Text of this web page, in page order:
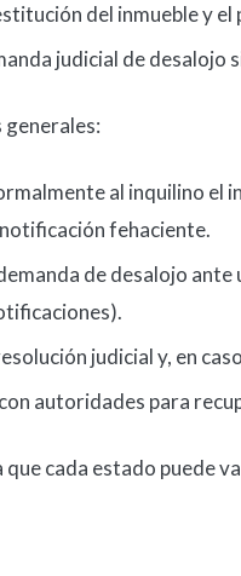
del inmueble y el
judicial de desalojo
generales:
al inquilino el
fehaciente.
de desalojo
judicial y, en
autoridades para
que cada estado puede